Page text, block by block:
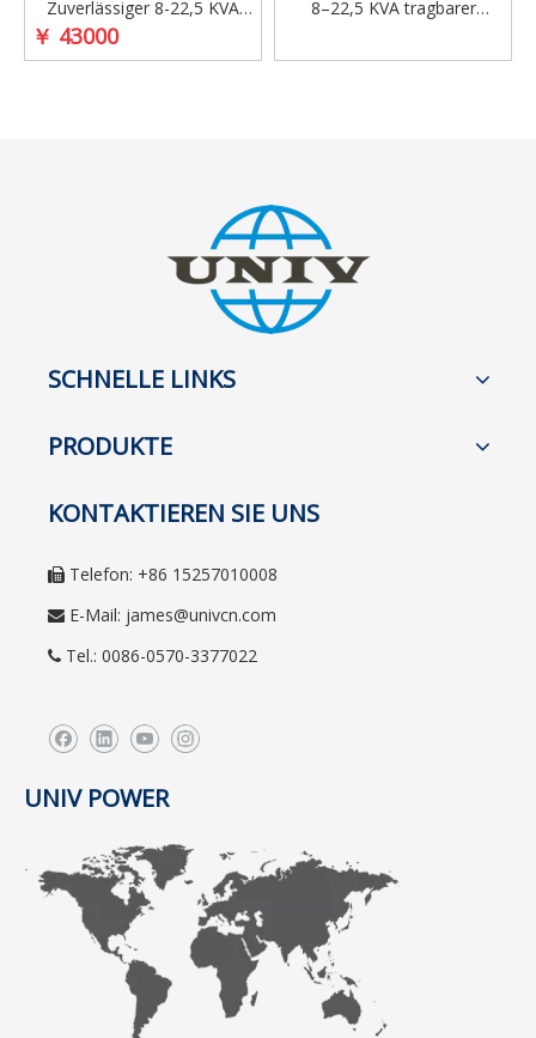
Zuverlässiger 8-22,5 KVA
tragbarer, schalldichter
Dieselgenerator mit
￥ 43000
8–22,5 KVA tragbarer
Generator mit LAIDONG-
SCHNELLE LINKS
PRODUKTE
KONTAKTIEREN SIE UNS
 Telefon: +86 15257010008
 E-Mail: james@univcn.com
 Tel.: 0086-0570-3377022
UNIV POWER